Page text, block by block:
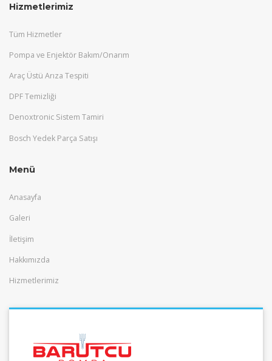
Hizmetlerimiz
Tüm Hizmetler
Pompa ve Enjektör Bakım/Onarım
Araç Üstü Arıza Tespiti
DPF Temizliği
Denoxtronic Sistem Tamiri
Bosch Yedek Parça Satışı
Menü
Anasayfa
Galeri
İletişim
Hakkımızda
Hizmetlerimiz